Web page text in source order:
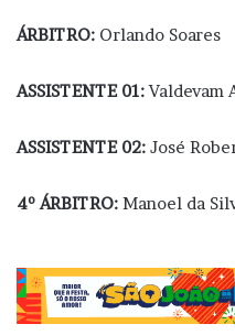
ÁRBITRO: Orlando Soares
ASSISTENTE 01:Valdevam
ASSISTENTE 02: José
4º ÁRBITRO: Manoel da